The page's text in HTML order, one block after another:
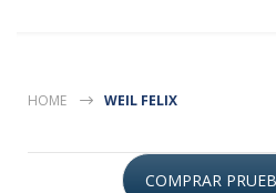
HOME WEIL FELIX
COMPRAR